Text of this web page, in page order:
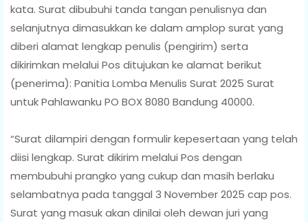
kata. Surat dibubuhi tanda tangan penulisnya dan
selanjutnya dimasukkan ke dalam amplop surat yang
diberi alamat lengkap penulis (pengirim) serta
dikirimkan melalui Pos ditujukan ke alamat berikut
(penerima): Panitia Lomba Menulis Surat 2025 Surat
untuk Pahlawanku PO BOX 8080 Bandung 40000.
“Surat dilampiri dengan formulir kepesertaan yang telah
diisi lengkap. Surat dikirim melalui Pos dengan
membubuhi prangko yang cukup dan masih berlaku
selambatnya pada tanggal 3 November 2025 cap pos.
Surat yang masuk akan dinilai oleh dewan juri yang